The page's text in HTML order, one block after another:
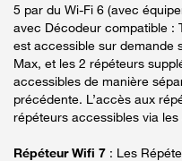
5 par du Wi-Fi 6 (avec
avec Décodeur compatible :
est accessible sur demande
Max, et les 2 répéteurs
accessibles de manière
précédente. L’accès aux
répéteurs accessibles via les
Répéteur Wifi 7 : Les